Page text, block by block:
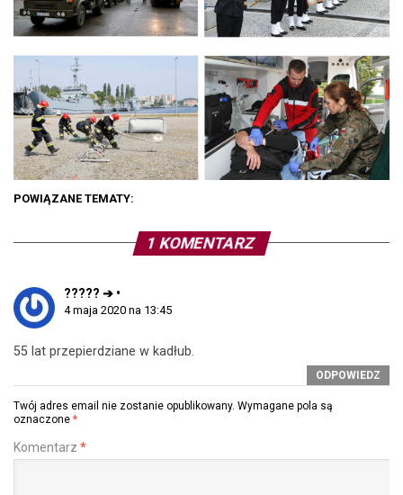
POWIĄZANE TEMATY:
1 KOMENTARZ
????? ➔ •
4 maja 2020 na 13:45
55 lat przepierdziane w kadłub.
ODPOWIEDZ
Twój adres email nie zostanie opublikowany. Wymagane pola są
oznaczone *
Komentarz *